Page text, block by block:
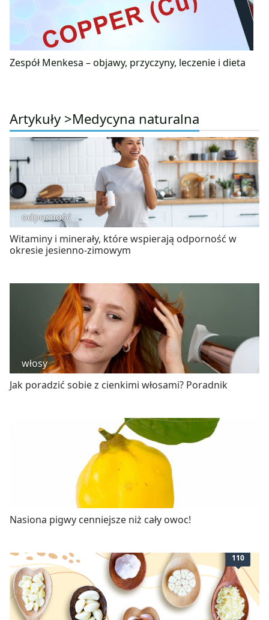
Zespół Menkesa – objawy, przyczyny, leczenie i dieta
Artykuły >Medycyna naturalna
odporność
Witaminy i minerały, które wspierają odporność w
okresie jesienno-zimowym
włosy
Jak poradzić sobie z cienkimi włosami? Poradnik
Nasiona pigwy cenniejsze niż cały owoc!
110